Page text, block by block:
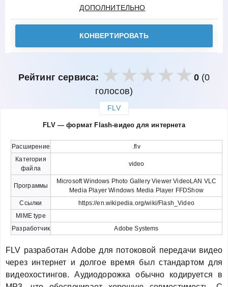
ДОПОЛНИТЕЛЬНО
КОНВЕРТИРОВАТЬ
Рейтинг сервиса: 0(0
голосов)
FLV
FLV — формат Flash-видео для интернета
Расширение
.flv
Категория
файла
video
Программы
Microsoft Windows Photo Gallery Viewer VideoLAN VLC
Media Player Windows Media Player FFDShow
Ссылки
https://en.wikipedia.org/wiki/Flash_Video
MIME type
Разработчик
Adobe Systems
FLV разработан Adobe для потоковой передачи видео
через интернет и долгое время был стандартом для
видеохостингов. Аудиодорожка обычно кодируется в